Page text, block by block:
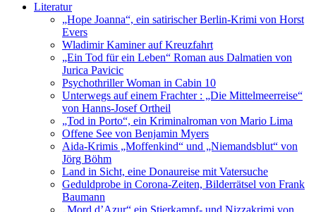
Literatur
„Hope Joanna“, ein satirischer Berlin-Krimi von Horst
Evers
Wladimir Kaminer auf Kreuzfahrt
„Ein Tod für ein Leben“ Roman aus Dalmatien von
Jurica Pavicic
Psychothriller Woman in Cabin 10
Unterwegs auf einem Frachter : „Die Mittelmeerreise“
von Hanns-Josef Ortheil
„Tod in Porto“, ein Kriminalroman von Mario Lima
Offene See von Benjamin Myers
Aida-Krimis „Moffenkind“ und „Niemandsblut“ von
Jörg Böhm
Land in Sicht, eine Donaureise mit Vatersuche
Geduldprobe in Corona-Zeiten, Bilderrätsel von Frank
Baumann
„Mord d’Azur“ ein Stierkampf- und Nizzakrimi von